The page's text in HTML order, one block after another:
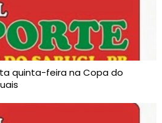
quinta-feira na Copa do